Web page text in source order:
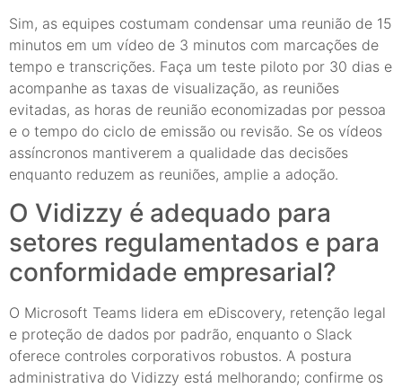
Sim, as equipes costumam condensar uma reunião de 15
minutos em um vídeo de 3 minutos com marcações de
tempo e transcrições. Faça um teste piloto por 30 dias e
acompanhe as taxas de visualização, as reuniões
evitadas, as horas de reunião economizadas por pessoa
e o tempo do ciclo de emissão ou revisão. Se os vídeos
assíncronos mantiverem a qualidade das decisões
enquanto reduzem as reuniões, amplie a adoção.
O Vidizzy é adequado para
setores regulamentados e para
conformidade empresarial?
O Microsoft Teams lidera em eDiscovery, retenção legal
e proteção de dados por padrão, enquanto o Slack
oferece controles corporativos robustos. A postura
administrativa do Vidizzy está melhorando; confirme os